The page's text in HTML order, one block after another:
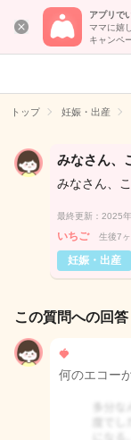
アプリで
ママに嬉
キャンペ
トップ 妊娠・出産
みなさん、
みなさん、
最終更新：2025
いちご 生後7
妊娠・出産
この質問への回答
🍓
何のエコー